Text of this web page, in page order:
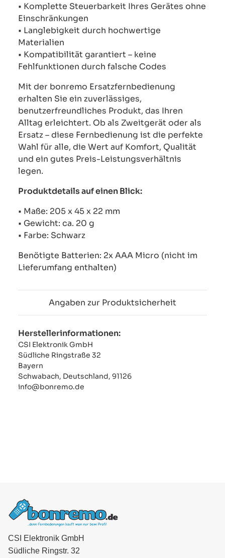
• Komplette Steuerbarkeit Ihres Gerätes ohne
Einschränkungen
• Langlebigkeit durch hochwertige
Materialien
• Kompatibilität garantiert – keine
Fehlfunktionen durch falsche Codes
Mit der bonremo Ersatzfernbedienung
erhalten Sie ein zuverlässiges,
benutzerfreundliches Produkt, das Ihren
Alltag erleichtert. Ob als Zweitgerät oder als
Ersatz – diese Fernbedienung ist die perfekte
Wahl für alle, die Wert auf Komfort, Qualität
und ein gutes Preis-Leistungsverhältnis
legen.
Produktdetails auf einen Blick:
• Maße: 205 x 45 x 22 mm
• Gewicht: ca. 20 g
• Farbe: Schwarz
Benötigte Batterien: 2x AAA Micro (nicht im
Lieferumfang enthalten)
Angaben zur Produktsicherheit
Herstellerinformationen:
CSI Elektronik GmbH
Südliche Ringstraße 32
Bayern
Schwabach, Deutschland, 91126
info@bonremo.de
CSI Elektronik GmbH
Südliche Ringstr. 32